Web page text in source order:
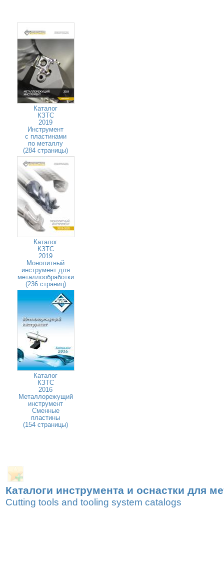
Каталог
КЗТС
2019
Инструмент
с пластинами
по металлу
(284 страницы)
Каталог
КЗТС
2019
Монолитный
инструмент для
металлообработки
(236 страниц)
Каталог
КЗТС
2016
Металлорежущий
инструмент
Сменные
пластины
(154 страницы)
Каталоги инструмента и оснастки для
Cutting tools and tooling system catalogs